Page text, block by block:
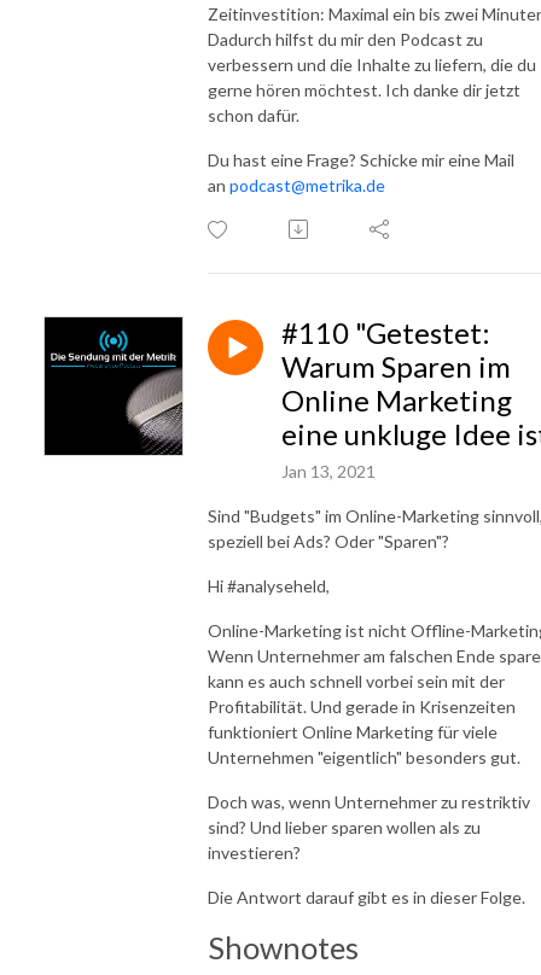
Zeitinvestition: Maximal ein bis zwei
Dadurch hilfst du mir den Podcast zu
verbessern und die Inhalte zu liefern, die du
gerne hören möchtest. Ich danke dir jetzt
schon dafür.
Du hast eine Frage? Schicke mir eine Mail
an podcast@metrika.de
#110 "Getestet:
Warum Sparen im
Online Marketing
eine unkluge Idee
Jan 13, 2021
Sind "Budgets" im Online-Marketing
speziell bei Ads? Oder "Sparen"?
Hi #analyseheld,
Online-Marketing ist nicht Offline-
Wenn Unternehmer am falschen Ende
kann es auch schnell vorbei sein mit der
Profitabilität. Und gerade in Krisenzeiten
funktioniert Online Marketing für viele
Unternehmen "eigentlich" besonders gut.
Doch was, wenn Unternehmer zu restriktiv
sind? Und lieber sparen wollen als zu
investieren?
Die Antwort darauf gibt es in dieser Folge.
Shownotes